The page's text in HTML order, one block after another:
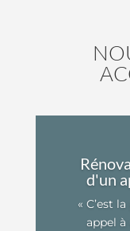
d'un
«C’est
appel à